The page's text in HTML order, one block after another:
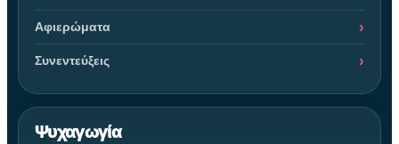
Αφιερώματα
Συνεντεύξεις
Ψυχαγωγία